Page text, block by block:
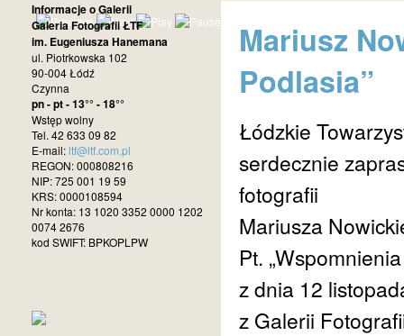
Mariusz
Podlasia”
Łódzkie
serdecznie
fotografii
Mariusza
Pt.
z dnia 12
z Galerii
Informacje o Galerii
Galeria Fotografii ŁTF
im. Eugeniusza Hanemana
ul. Piotrkowska 102
90-004 Łódź
Czynna
pn - pt - 13°° - 18°°
Wstęp wolny
Tel. 42 633 09 82
E-mail:ltf@ltf.com.pl
REGON: 000808216
NIP: 725 001 19 59
KRS: 0000108594
Nr konta: 13 1020 3352 0000 1202
0074 2676
kod SWIFT: BPKOPLPW